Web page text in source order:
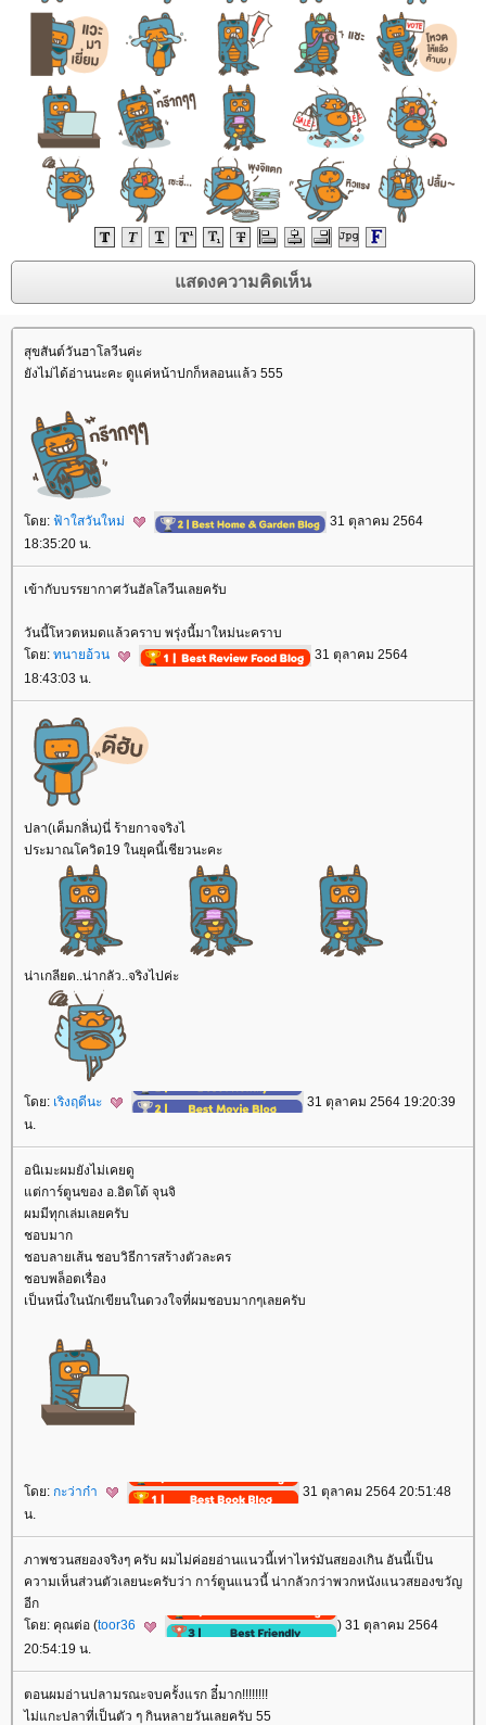
สุขสันต์วันฮาโลวีนค่ะ
ังไม่ได้อ่านนะคะ ดูแค่หน้าปกก็หลอนแล้ว 555
ดย: ฟ้าใสวันใหม่
31 ตุลาคม 2564
18:35:20 น.
เข้ากับบรรยากาศวันฮัลโลวีนเลยครับ
วันนี้โหวตหมดแล้วคราบ พรุ่งนี้มาใหม่นะคราบ
ดย: ทนายอ้วน
31 ตุลาคม 2564
18:43:03 น.
ปลา(เค็มกลิ่น)นี่ ร้ายกาจจริงไ
ประมาณโควิด19 ในยุคนี้เชียวนะคะ
น่าเกลียด..น่ากลัว..จริงไปค่ะ
ดย: เริงฤดีนะ
31 ตุลาคม 2564 19:20:39
น.
อนิเมะผมยังไม่เคยดู
ต่การ์ตูนของ อ.อิตโต้ จุนจิ
ผมมีทุกเล่มเลยครับ
ชอบมาก
ชอบลายเส้น ชอบวิธีการสร้างตัวละคร
ชอบพล็อตเรื่อง
เป็นหนึ่งในนักเขียนในดวงใจที่ผมชอบมากๆเลยครับ
ดย: กะว่าก๋า
31 ตุลาคม 2564 20:51:48
น.
ภาพชวนสยองจริงๆ ครับ ผมไม่ค่อยอ่านแนวนี้เท่าไหร่มันสยองเกิน อันนี้เป็น
ความเห็นส่วนตัวเลยนะครับว่า การ์ตูนแนวนี้ น่ากลัวกว่าพวกหนังแนวสยองขวัญ
อีก
ดย: คุณต่อ (toor36
) 31 ตุลาคม 2564
20:54:19 น.
ตอนผมอ่านปลามรณะจบครั้งแรก อี๋มาก!!!!!!!!
ไม่แกะปลาที่เป็นตัว ๆ กินหลายวันเลยครับ 55